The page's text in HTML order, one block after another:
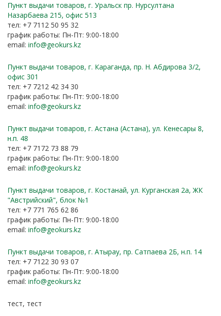
Пункт выдачи товаров, г. Уральск пр. Нурсултана
Назарбаева 215, офис 513
тел: +7 7112 50 95 32
график работы: Пн-Пт: 9:00-18:00
email: info@geokurs.kz
Пункт выдачи товаров, г. Караганда, пр. Н. Абдирова 3/2,
офис 301
тел: +7 7212 42 34 30
график работы: Пн-Пт: 9:00-18:00
email: info@geokurs.kz
Пункт выдачи товаров, г. Астана (Астана), ул. Кенесары 8,
н.п. 48
тел: +7 7172 73 88 79
график работы: Пн-Пт: 9:00-18:00
email: info@geokurs.kz
Пункт выдачи товаров, г. Костанай, ул. Курганская 2а, ЖК
"Австрийский", блок №1
тел: +7 771 765 62 86
график работы: Пн-Пт: 9:00-18:00
email: info@geokurs.kz
Пункт выдачи товаров, г. Атырау, пр. Сатпаева 2Б, н.п. 14
тел: +7 7122 30 93 07
график работы: Пн-Пт: 9:00-18:00
email: info@geokurs.kz
тест, тест